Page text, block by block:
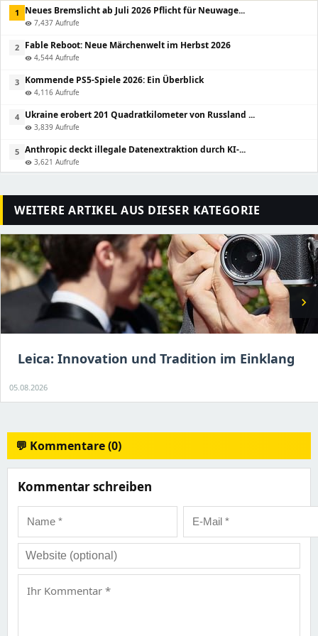
1 Neues Bremslicht ab Juli 2026 Pflicht für Neuwage...
visibility 7,437 Aufrufe
2 Fable Reboot: Neue Märchenwelt im Herbst 2026
visibility 4,544 Aufrufe
3 Kommende PS5-Spiele 2026: Ein Überblick
visibility 4,116 Aufrufe
4 Ukraine erobert 201 Quadratkilometer von Russland ...
visibility 3,839 Aufrufe
5 Anthropic deckt illegale Datenextraktion durch KI-...
visibility 3,621 Aufrufe
WEITERE ARTIKEL AUS DIESER KATEGORIE
chevron_right
Leica: Innovation und Tradition im Einklang
05.08.2026
💬 Kommentare (0)
Kommentar schreiben